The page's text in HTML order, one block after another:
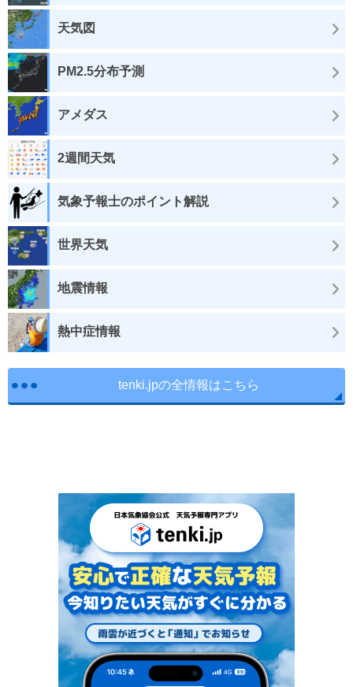
天気図
PM2.5分布予測
アメダス
2週間天気
気象予報士のポイント解説
世界天気
地震情報
熱中症情報
tenki.jpの全情報はこちら